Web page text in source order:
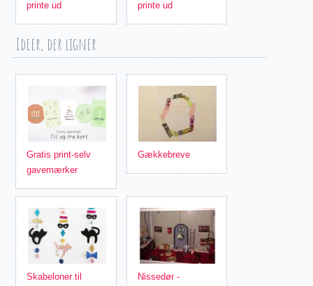
printe ud printe ud
Ideer, der ligner
Gratis print-selv
gavemærker
Gækkebreve
Skabeloner til
Nissedør -